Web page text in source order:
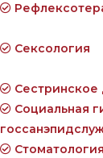
Сексология
Сестринское
Социальная